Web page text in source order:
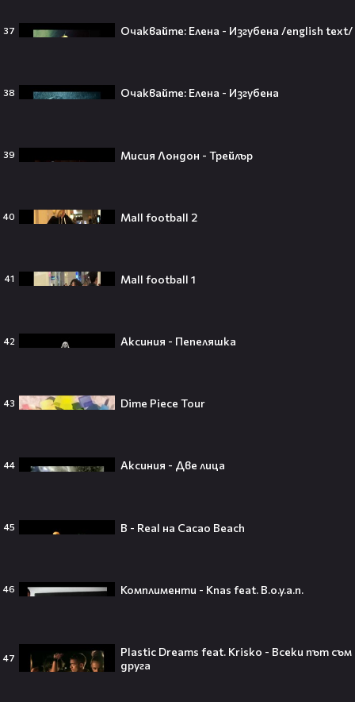
37 Очаквайте: Елена - Изгубена /english text/
38 Очаквайте: Елена - Изгубена
39 Мисия Лондон - Трейлър
40 Mall football 2
41 Mall football 1
42 Аксиния - Пепеляшка
43 Dime Piece Tour
44 Аксиния - Две лица
45 B - Real на Cacao Beach
46 Комплименти - Knas feat. B.o.y.a.n.
47
Plastic Dreams feat. Krisko - Всеки път съм
друга
си ден: Как момичето от „Disney“
се превърна в световна икона🤩🎂
„Ако ги имаш, провалът е
телепортация!"😯💥
Защо Ахил липсва от „Одисей“ на